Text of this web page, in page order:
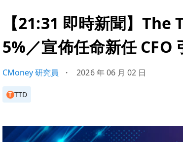
【21:31 即時新聞】
5%／宣佈任命新任 CFO
CMoney 研究員 ・ 2026 年 06 月 02 日
T TTD